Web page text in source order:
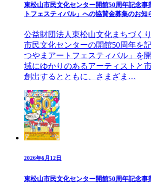
東松山市民文化センター開館50周年記念事
トフェスティバル」への協賛金募集のお知
公益財団法人東松山文化まちづく
市民文化センターの開館50周年を
つやまアートフェスティバル」を
域にゆかりのあるアーティストと
創出するとともに、さまざま…
2026年6月12日
東松山市民文化センター開館50周年記念事